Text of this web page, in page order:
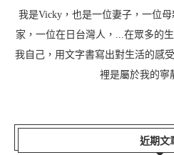
我是Vicky，也是一位妻子，一位
家，一位在日台灣人，...在眾多的
我自己，用文字書寫出對生活的感
裡是屬於我的寧
近期文